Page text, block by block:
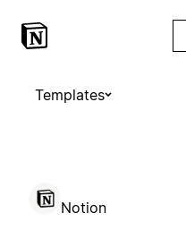
Templates
Notion